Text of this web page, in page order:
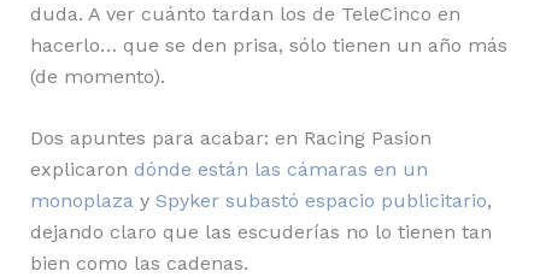
duda. A ver cuánto tardan los de TeleCinco en
hacerlo… que se den prisa, sólo tienen un año más
(de momento).
Dos apuntes para acabar: en Racing Pasion
explicaron dónde están las cámaras en un
monoplazay Spyker subastó espacio publicitario,
dejando claro que las escuderías no lo tienen tan
bien como las cadenas.